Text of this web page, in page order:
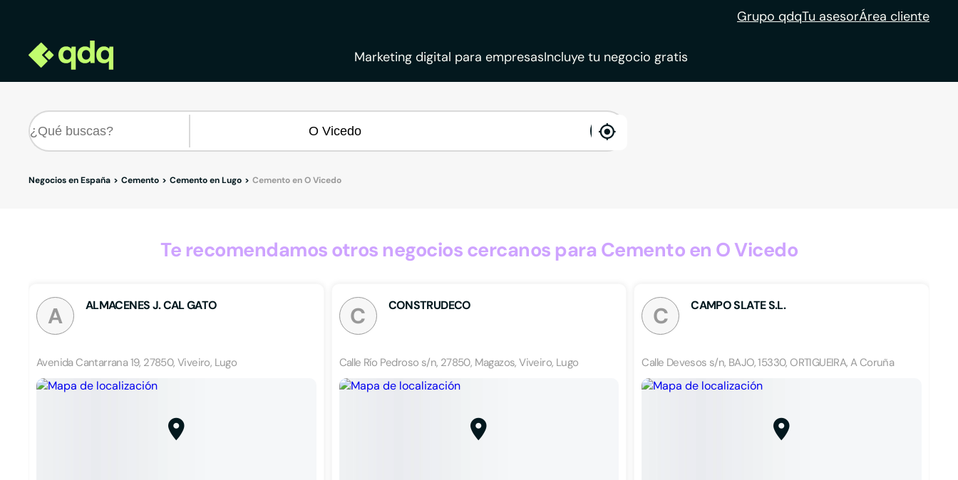
Grupo qdqTu asesorÁrea cliente
Marketing digital para empresasIncluye tu negocio gratis
enable
Negocios en España Cemento Cemento en Lugo Cemento en O Vicedo
Te recomendamos otros negocios cercanos para Cemento en O Vicedo
A ALMACENES J. CAL GATO
Avenida Cantarrana 19, 27850, Viveiro, Lugo
C CONSTRUDECO
Calle Río Pedroso s/n, 27850, Magazos, Viveiro, Lugo
C CAMPO SLATE S.L.
Calle Devesos s/n, BAJO, 15330, ORTIGUEIRA, A Coruña